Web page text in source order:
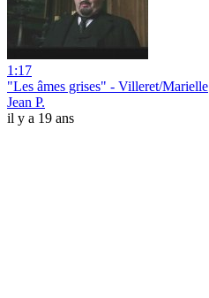
1:17
"Les âmes grises" - Villeret/Marielle
Jean P.
il y a 19 ans